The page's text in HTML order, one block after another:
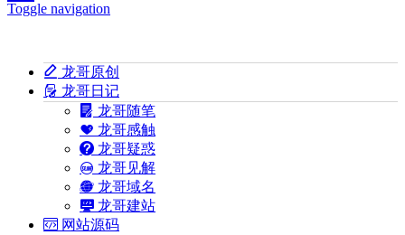
Toggle navigation
龙哥原创
龙哥日记
龙哥随笔
龙哥感触
龙哥疑惑
龙哥见解
龙哥域名
龙哥建站
网站源码